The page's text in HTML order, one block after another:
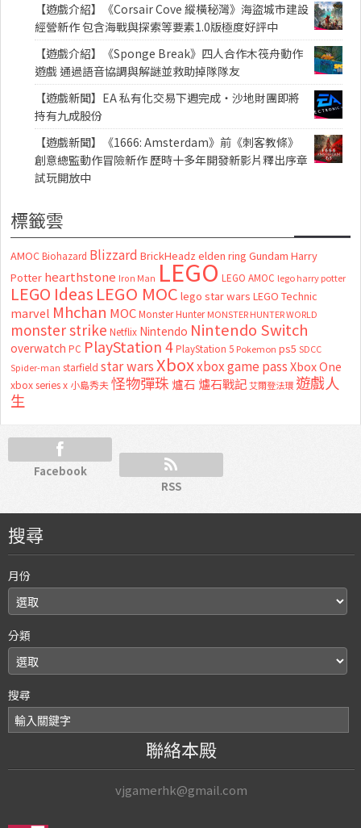
【遊戲介紹】《Corsair Cove 縱橫秘灣》海盜城市建設
經營新作 包含海戰與探索等要素1.0版極度好評中
【遊戲介紹】《Sponge Break》四人合作木筏舟動作
遊戲 通過語音協調與解謎並救助掉隊隊友
【遊戲新聞】EA 私有化交易下週完成・沙地財團即將
持有九成股份
【遊戲新聞】《1666: Amsterdam》前《刺客教條》
創意總監動作冒險新作 歷時十多年開發新影片釋出序章
試玩開放中
標籤雲
AMOC Biohazard Blizzard BrickHeadz elden ring Gundam Harry
Potter hearthstone Iron Man LEGO LEGO AMOC lego harry potter
LEGO Ideas LEGO MOC lego star wars LEGO Technic
marvel Mhchan MOC Monster Hunter MONSTER HUNTER WORLD
monster strike Netflix Nintendo Nintendo Switch
overwatch PC PlayStation 4 PlayStation 5 Pokemon ps5 SDCC
Spider-man starfield star warsXboxxbox game passXbox One
xbox series x 小島秀夫怪物彈珠 爐石 爐石戰記艾爾登法環 遊戲人
生
Facebook
RSS
搜尋
月份
分類
搜尋
聯絡本殿
vjgamerhk@gmail.com